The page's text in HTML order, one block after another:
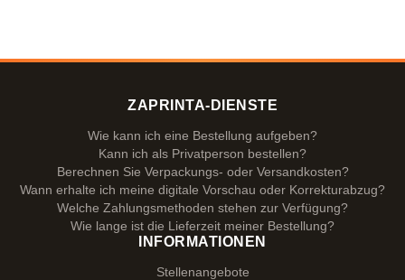
ZAPRINTA-DIENSTE
Wie kann ich eine Bestellung aufgeben?
Kann ich als Privatperson bestellen?
Berechnen Sie Verpackungs- oder Versandkosten?
Wann erhalte ich meine digitale Vorschau oder Korrekturabzug?
Welche Zahlungsmethoden stehen zur Verfügung?
Wie lange ist die Lieferzeit meiner Bestellung?
INFORMATIONEN
Stellenangebote